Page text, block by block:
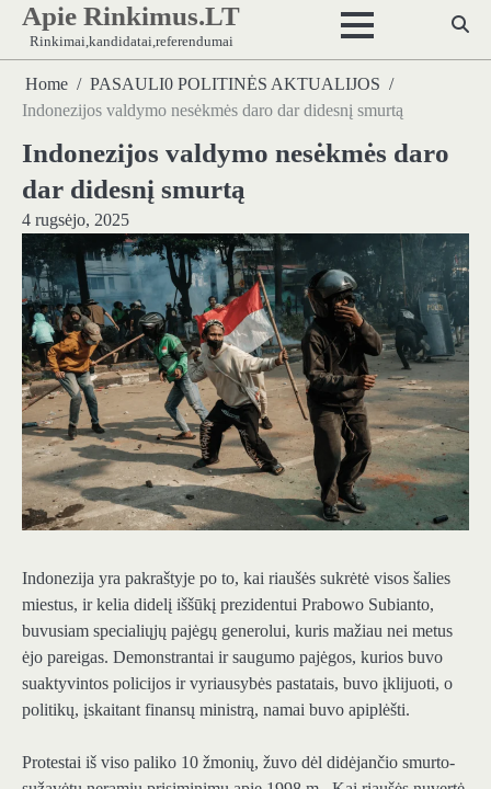
Skip
content
Apie Rinkimus.LT
Rinkimai,kandidatai,referendumai
Home
PASAULI0 POLITINĖS AKTUALIJOS
Indonezijos valdymo nesėkmės daro dar didesnį smurtą
Indonezijos valdymo nesėkmės daro
dar didesnį smurtą
4 rugsėjo, 2025
Indonezija yra pakraštyje po to, kai riaušės sukrėtė visos šalies
miestus, ir kelia didelį iššūkį prezidentui Prabowo Subianto,
buvusiam specialiųjų pajėgų generolui, kuris mažiau nei metus
ėjo pareigas. Demonstrantai ir saugumo pajėgos, kurios buvo
suaktyvintos policijos ir vyriausybės pastatais, buvo įklijuoti, o
politikų, įskaitant finansų ministrą, namai buvo apiplėšti.
Protestai iš viso paliko 10 žmonių, žuvo dėl didėjančio smurto-